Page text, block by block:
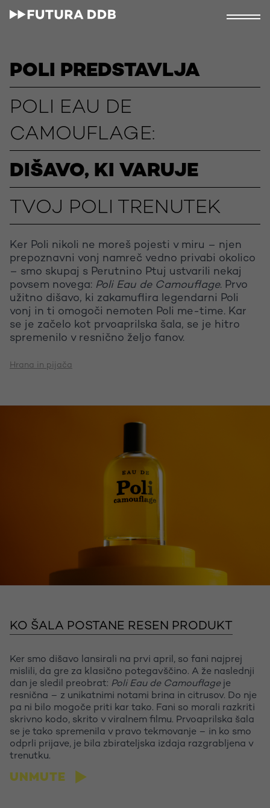
POLI PREDSTAVLJA
POLI EAU DE
CAMOUFLAGE:
DIŠAVO, KI VARUJE
TVOJ POLI TRENUTEK
Ker Poli nikoli ne moreš pojesti v miru – njen
prepoznavni vonj namreč vedno privabi okolico
– smo skupaj s Perutnino Ptuj ustvarili nekaj
povsem novega: Poli Eau de Camouflage. Prvo
užitno dišavo, ki zakamuflira legendarni Poli
vonj in ti omogoči nemoten Poli me-time. Kar
se je začelo kot prvoaprilska šala, se je hitro
spremenilo v resnično željo fanov.
Hrana in pijača
KO ŠALA POSTANE RESEN PRODUKT
Ker smo dišavo lansirali na prvi april, so fani najprej
mislili, da gre za klasično potegavščino. A že naslednji
dan je sledil preobrat: Poli Eau de Camouflageje
resnična – z unikatnimi notami brina in citrusov. Do nje
pa ni bilo mogoče priti kar tako. Fani so morali razkriti
skrivno kodo, skrito v viralnem filmu. Prvoaprilska šala
se je tako spremenila v pravo tekmovanje – in ko smo
odprli prijave, je bila zbirateljska izdaja razgrabljena v
trenutku.
UNMUTE